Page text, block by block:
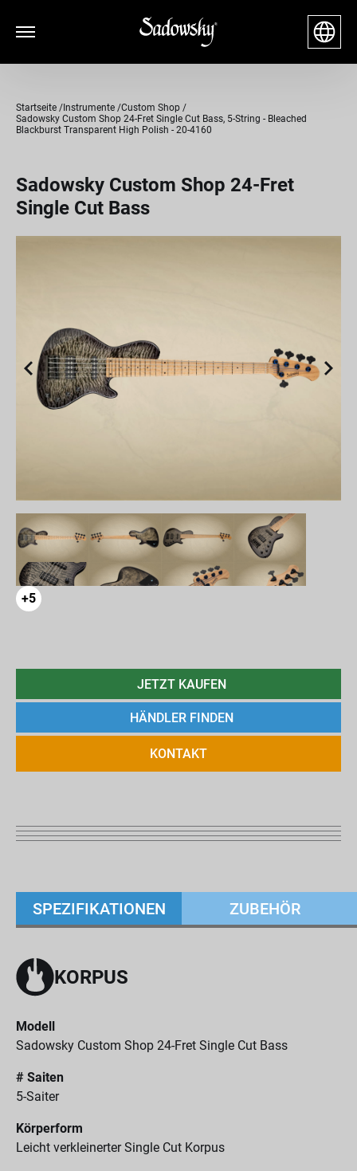
Startseite Instrumente Custom Shop
Sadowsky Custom Shop 24-Fret Single Cut Bass, 5-String - Bleached
Blackburst Transparent High Polish - 20-4160
Sadowsky Custom Shop 24-Fret
Single Cut Bass
+5
JETZT KAUFEN
HÄNDLER FINDEN
KONTAKT
SPEZIFIKATIONEN ZUBEHÖR
KORPUS
Modell
Sadowsky Custom Shop 24-Fret Single Cut Bass
# Saiten
5-Saiter
Körperform
Leicht verkleinerter Single Cut Korpus